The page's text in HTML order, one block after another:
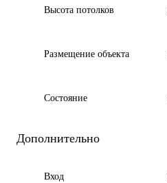
Высота потолков
Размещение объекта
Состояние
Дополнительно
Вход